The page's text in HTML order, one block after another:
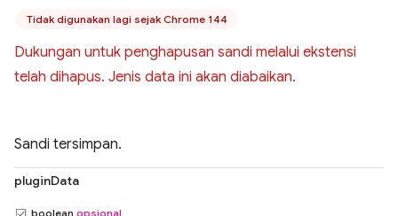
Tidak digunakan lagi sejak Chrome 144
Dukungan untuk penghapusan sandi melalui ekstensi
telah dihapus. Jenis data ini akan diabaikan.
Sandi tersimpan.
pluginData
boolean opsional